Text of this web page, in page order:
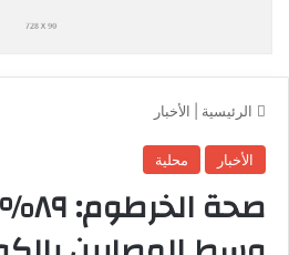
الرئيسية الأخبار
الأخبار محلية